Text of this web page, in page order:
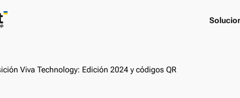
Viva Technology: Edición 2024 y códigos QR